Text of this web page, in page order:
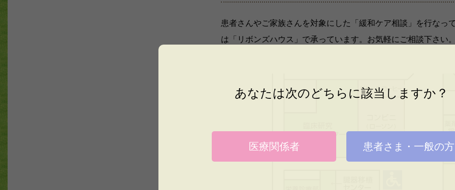
あなたは次のどちらに該当しますか？
医療関係者 患者さま・一般の方
患者さんやご家族さんを対象にした「緩和ケア相談」を行なっ
は「リボンズハウス」で承っています。お気軽にご相談下さい